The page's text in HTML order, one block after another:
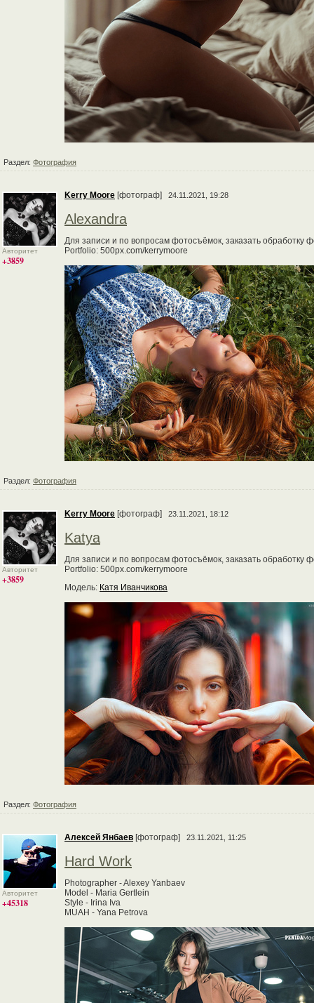
Раздел: Фотография
Авторитет
+3859
Kerry Moore [фотограф] 24.11.2021, 19:28
Alexandra
Для записи и по вопросам фотосъёмок, заказать обработку
Portfolio: 500px.com/kerrymoore
Раздел: Фотография
Авторитет
+3859
Kerry Moore [фотограф] 23.11.2021, 18:12
Katya
Для записи и по вопросам фотосъёмок, заказать обработку
Portfolio: 500px.com/kerrymoore
Модель: Катя Иванчикова
Раздел: Фотография
Авторитет
+45318
Алексей Янбаев [фотограф] 23.11.2021, 11:25
Hard Work
Photographer - Alexey Yanbaev
Model - Maria Gertlein
Style - Irina Iva
MUAH - Yana Petrova